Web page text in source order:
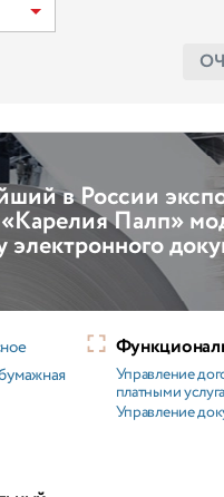
в России
Палп»
электронного
Управление
платными
Управление